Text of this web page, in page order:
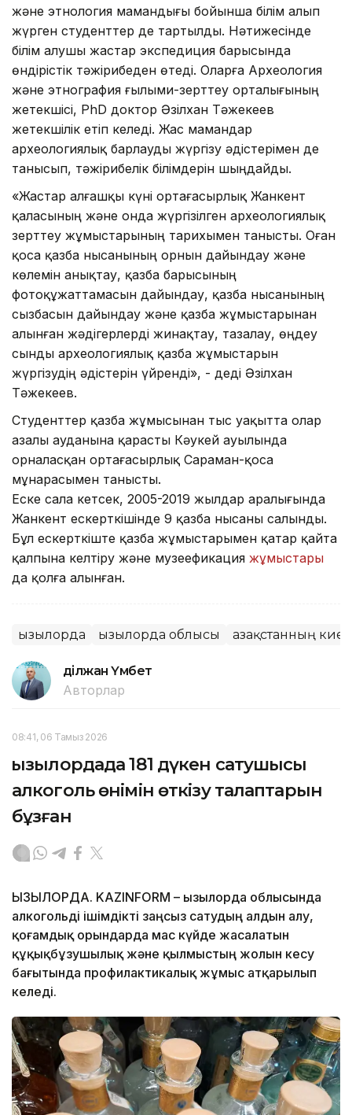
және этнология мамандығы бойынша білім алып
жүрген студенттер де тартылды. Нәтижесінде
білім алушы жастар экспедиция барысында
өндірістік тәжірибеден өтеді. Оларға Археология
және этнография ғылыми-зерттеу орталығының
жетекшісі, PhD доктор Әзілхан Тәжекеев
жетекшілік етіп келеді. Жас мамандар
археологиялық барлауды жүргізу әдістерімен де
танысып, тәжірибелік білімдерін шыңдайды.
«Жастар алғашқы күні ортағасырлық Жанкент
қаласының және онда жүргізілген археологиялық
зерттеу жұмыстарының тарихымен танысты. Оған
қоса қазба нысанының орнын дайындау және
көлемін анықтау, қазба барысының
фотоқұжаттамасын дайындау, қазба нысанының
сызбасын дайындау және қазба жұмыстарынан
алынған жәдігерлерді жинақтау, тазалау, өңдеу
сынды археологиялық қазба жұмыстарын
жүргізудің әдістерін үйренді», - деді Әзілхан
Тәжекеев.
Студенттер қазба жұмысынан тыс уақытта олар
Қазалы ауданына қарасты Кәукей ауылында
орналасқан ортағасырлық Сараман-қоса
мұнарасымен танысты.
Еске сала кетсек, 2005-2019 жылдар аралығында
Жанкент ескерткішінде 9 қазба нысаны салынды.
Бұл ескерткіште қазба жұмыстарымен қатар қайта
қалпына келтіру және музеефикация жұмыстары
да қолға алынған.
Қызылорда Қызылорда облысы Қазақстанның
Әділжан Үмбет
Авторлар
08:41, 06 Тамыз 2026
Қызылордада 181 дүкен сатушысы
алкоголь өнімін өткізу талаптарын
бұзған
ҚЫЗЫЛОРДА. KAZINFORM – Қызылорда облысында
алкогольді ішімдікті заңсыз сатудың алдын алу,
қоғамдық орындарда мас күйде жасалатын
құқықбұзушылық және қылмыстың жолын кесу
бағытында профилактикалық жұмыс атқарылып
келеді.